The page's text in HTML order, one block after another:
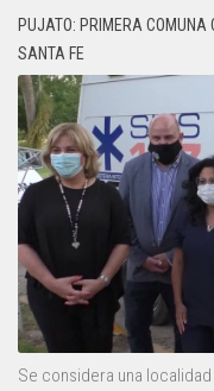
PUJATO: PRIMERA COMUNA
SANTA FE
Se considera una